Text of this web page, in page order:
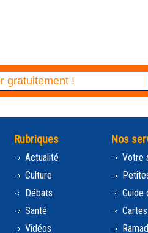
Rubriques
Actualité
Culture
Débats
Santé
Vidéos
Nos
Votre
Guide